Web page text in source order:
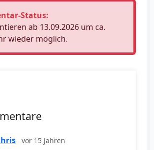
Status:
ab 13.09.2026 um ca.
wieder möglich.
vor 15 Jahren